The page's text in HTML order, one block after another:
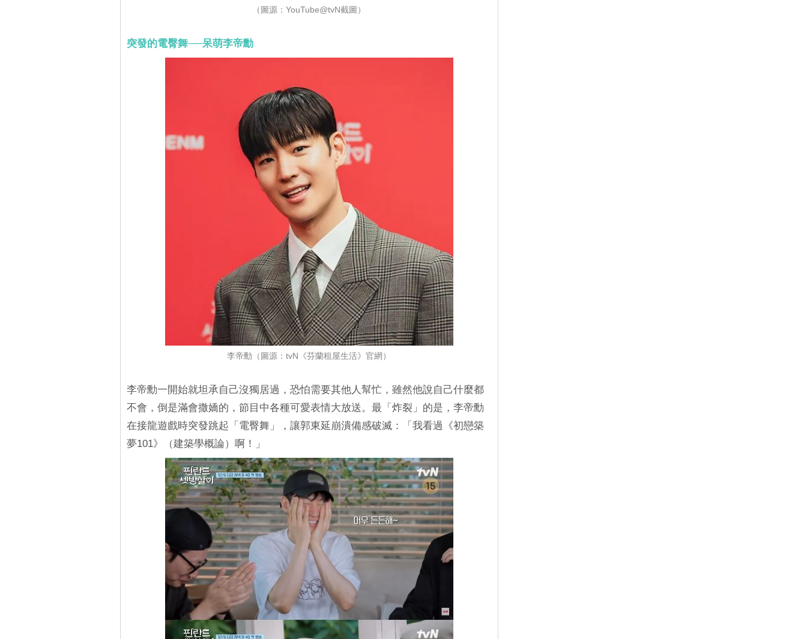
（圖源：YouTube@tvN截圖）
突發的電臀舞──呆萌李帝勳
李帝勳（圖源：tvN《芬蘭租屋生活》官網）
李帝勳一開始就坦承自己沒獨居過，恐怕需要其他人幫忙，雖然他說自己什麼都
不會，倒是滿會撒嬌的，節目中各種可愛表情大放送。最「炸裂」的是，李帝勳
在接龍遊戲時突發跳起「電臀舞」，讓郭東延崩潰備感破滅：「我看過《初戀築
夢101》（建築學概論）啊！」